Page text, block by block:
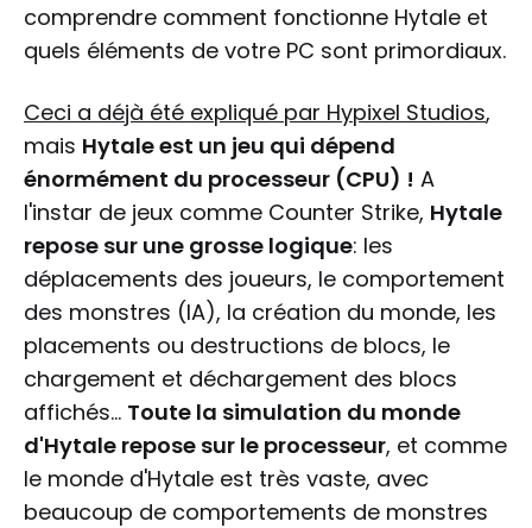
comprendre comment fonctionne Hytale et
quels éléments de votre PC sont primordiaux.
Ceci a déjà été expliqué par Hypixel Studios,
mais Hytale est un jeu qui dépend
énormément du processeur (CPU) ! A
l'instar de jeux comme Counter Strike, Hytale
repose sur une grosse logique: les
déplacements des joueurs, le comportement
des monstres (IA), la création du monde, les
placements ou destructions de blocs, le
chargement et déchargement des blocs
affichés... Toute la simulation du monde
d'Hytale repose sur le processeur, et comme
le monde d'Hytale est très vaste, avec
beaucoup de comportements de monstres